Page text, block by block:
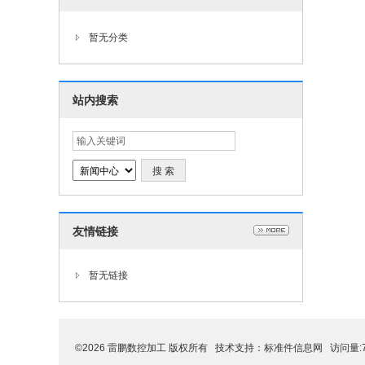
暂无分类
站内搜索
友情链接
暂无链接
©2026 雷鹏数控加工 版权所有 技术支持： 标准件信息网 访问量